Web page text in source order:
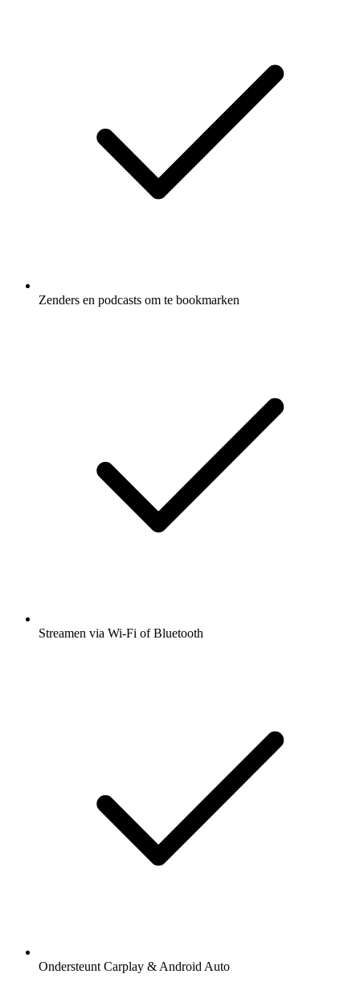
Zenders en podcasts om te bookmarken
Streamen via Wi-Fi of Bluetooth
Ondersteunt Carplay & Android Auto